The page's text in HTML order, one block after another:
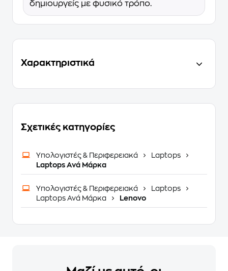
δημιουργείς με φυσικό τρόπο.
Χαρακτηριστικά
Σχετικές κατηγορίες
Υπολογιστές & Περιφερειακά
Laptops
Laptops Ανά Μάρκα
Υπολογιστές & Περιφερειακά
Laptops
Laptops Ανά Μάρκα
Lenovo